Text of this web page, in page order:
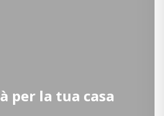
per la tua casa